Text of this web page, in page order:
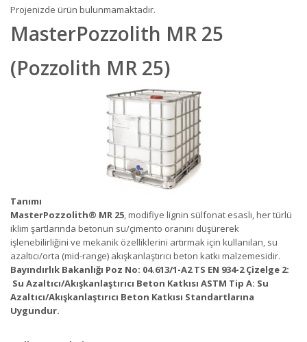
Projenizde ürün bulunmamaktadır.
MasterPozzolith MR 25
(Pozzolith MR 25)
Tanımı
MasterPozzolith® MR 25, modifiye lignin sülfonat esaslı, her türlü
iklim şartlarında betonun su/çimento oranını düşürerek
işlenebilirliğini ve mekanik özelliklerini artırmak için kullanılan, su
azaltıcı/orta (mid-range) akışkanlaştırıcı beton katkı malzemesidir.
Bayındırlık Bakanlığı Poz No: 04.613/1-A2 TS EN 934-2 Çizelge 2:
Su Azaltıcı/Akışkanlaştırıcı Beton Katkısı ASTM Tip A: Su
Azaltıcı/Akışkanlaştırıcı Beton Katkısı Standartlarına
Uygundur.